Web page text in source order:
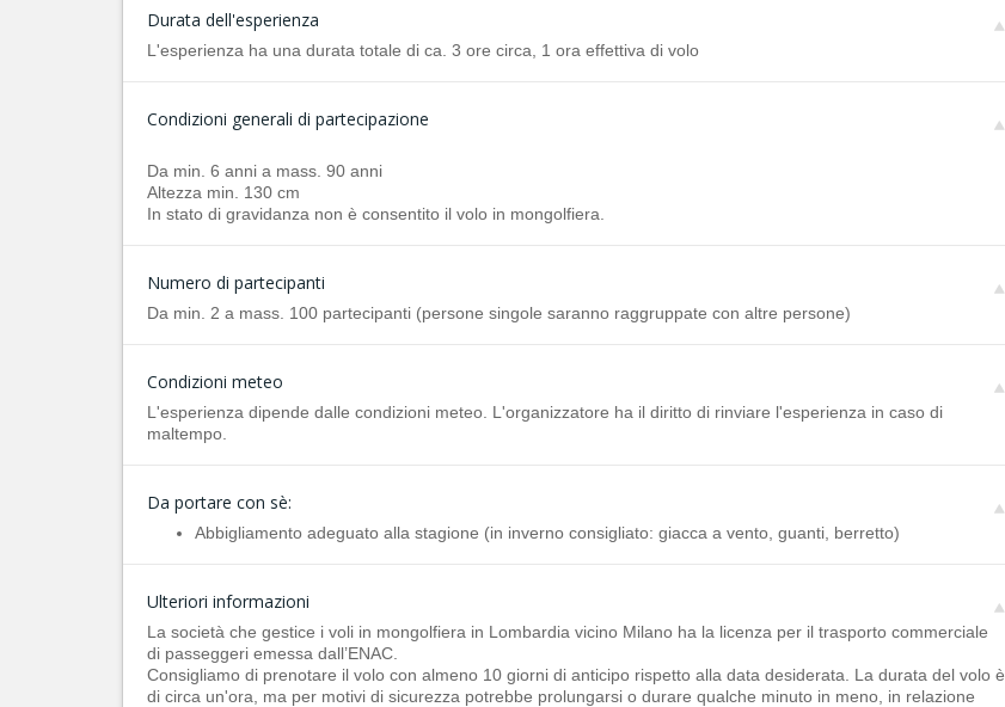
Durata dell'esperienza
L'esperienza ha una durata totale di ca. 3 ore circa, 1 ora effettiva di volo
Condizioni generali di partecipazione
Da min. 6 anni a mass. 90 anni
Altezza min. 130 cm
In stato di gravidanza non è consentito il volo in mongolfiera.
Numero di partecipanti
Da min. 2 a mass. 100 partecipanti (persone singole saranno raggruppate con altre persone)
Condizioni meteo
L'esperienza dipende dalle condizioni meteo. L'organizzatore ha il diritto di rinviare l'esperienza in caso di
maltempo.
Da portare con sè:
Abbigliamento adeguato alla stagione (in inverno consigliato: giacca a vento, guanti, berretto)
Ulteriori informazioni
La società che gestice i voli in mongolfiera in Lombardia vicino Milano ha la licenza per il trasporto commerciale
di passeggeri emessa dall’ENAC.
Consigliamo di prenotare il volo con almeno 10 giorni di anticipo rispetto alla data desiderata. La durata del volo è
di circa un'ora, ma per motivi di sicurezza potrebbe prolungarsi o durare qualche minuto in meno, in relazione